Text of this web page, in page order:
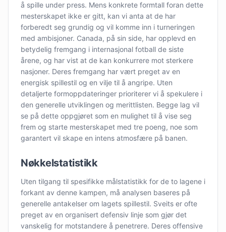
å spille under press. Mens konkrete formtall foran dette
mesterskapet ikke er gitt, kan vi anta at de har
forberedt seg grundig og vil komme inn i turneringen
med ambisjoner. Canada, på sin side, har opplevd en
betydelig fremgang i internasjonal fotball de siste
årene, og har vist at de kan konkurrere mot sterkere
nasjoner. Deres fremgang har vært preget av en
energisk spillestil og en vilje til å angripe. Uten
detaljerte formoppdateringer prioriterer vi å spekulere i
den generelle utviklingen og merittlisten. Begge lag vil
se på dette oppgjøret som en mulighet til å vise seg
frem og starte mesterskapet med tre poeng, noe som
garantert vil skape en intens atmosfære på banen.
Nøkkelstatistikk
Uten tilgang til spesifikke målstatistikk for de to lagene i
forkant av denne kampen, må analysen baseres på
generelle antakelser om lagets spillestil. Sveits er ofte
preget av en organisert defensiv linje som gjør det
vanskelig for motstandere å penetrere. Deres offensive